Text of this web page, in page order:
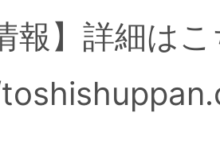
報】詳細は